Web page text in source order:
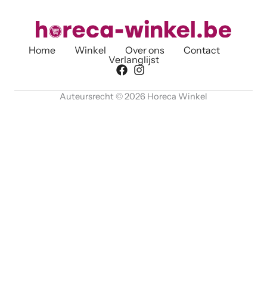
Home Winkel Over ons
Contact
Verlanglijst
Auteursrecht © 2026 Horeca Winkel